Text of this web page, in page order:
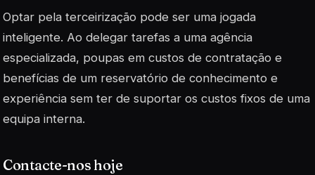
Optar pela terceirização pode ser uma jogada
inteligente. Ao delegar tarefas a uma agência
especializada, poupas em custos de contratação e
benefícias de um reservatório de conhecimento e
experiência sem ter de suportar os custos fixos de uma
equipa interna.
Contacte-nos hoje